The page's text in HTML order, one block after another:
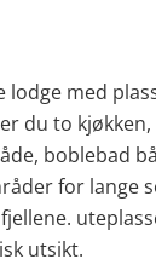
lodge med
du to
boblebad
for lange
utsikt.